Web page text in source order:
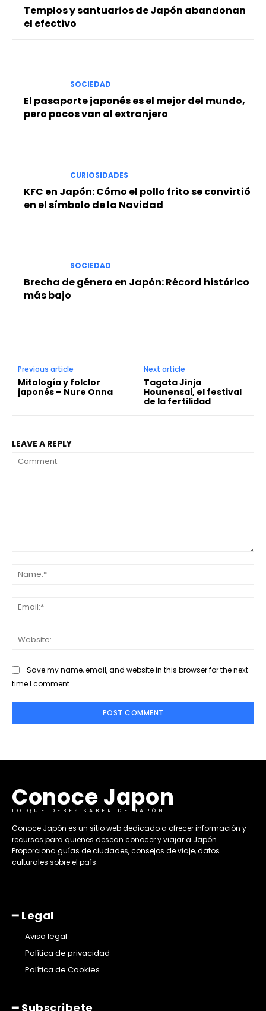
Templos y santuarios de Japón abandonan
el efectivo
SOCIEDAD
El pasaporte japonés es el mejor del mundo,
pero pocos van al extranjero
CURIOSIDADES
KFC en Japón: Cómo el pollo frito se convirtió
en el símbolo de la Navidad
SOCIEDAD
Brecha de género en Japón: Récord histórico
más bajo
Previous article
Mitología y folclor
japonés – Nure Onna
Next article
Tagata Jinja
Hounensai, el festival
de la fertilidad
LEAVE A REPLY
Save my name, email, and website in this browser for the next
time I comment.
Conoce Japon
LO QUE DEBES SABER DE JAPÓN
​Conoce Japón es un sitio web dedicado a ofrecer información y
recursos para quienes desean conocer y viajar a Japón.
Proporciona guías de ciudades, consejos de viaje, datos
culturales sobre el país. ​
━ Legal
Aviso legal
Política de privacidad
Política de Cookies
━ Subscribete